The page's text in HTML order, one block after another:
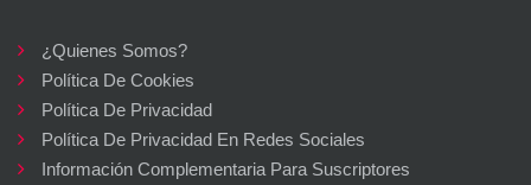
¿Quienes Somos?
Política De Cookies
Política De Privacidad
Política De Privacidad En Redes Sociales
Información Complementaria Para Suscriptores